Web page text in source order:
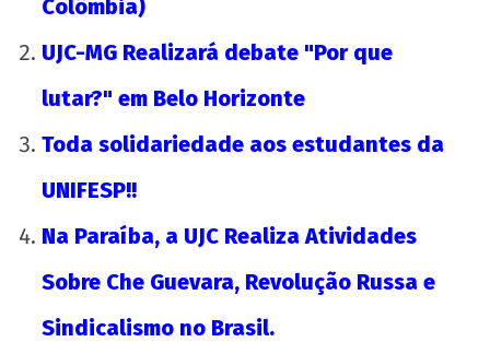
A Munição da Direita Não é Travesti
novembro
wp-
Colômbia)
UJC-MG Realizará debate "Por que
lutar?" em Belo Horizonte
Toda solidariedade aos estudantes da
UNIFESP!!
Na Paraíba, a UJC Realiza Atividades
Sobre Che Guevara, Revolução Russa e
Sindicalismo no Brasil.